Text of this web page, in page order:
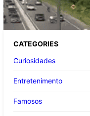
CATEGORIES
Curiosidades
Entretenimento
Famosos